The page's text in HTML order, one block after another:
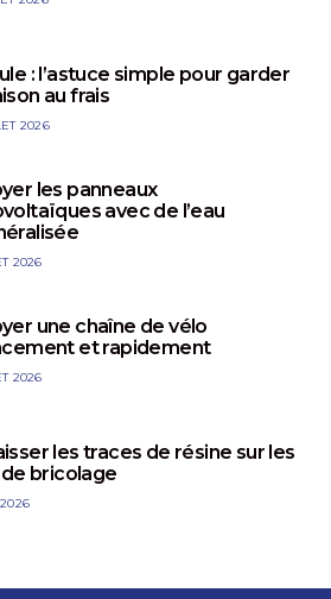
: l’astuce simple pour garder
au frais
2026
les panneaux
avec de l’eau
2026
une chaîne de vélo
et rapidement
2026
les traces de résine sur les
bricolage